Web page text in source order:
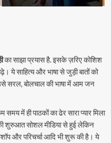
का साझा प्रयास है. इसके ज़रिए कोशिश
ये साहित्य और भाषा से जुड़ी बातों को
सरल, बोलचाल की भाषा में आम जन
में ही पाठकों का ढेर सारा प्यार मिला
की शुरुआत सोशल मीडिया से हुई लेकिन
और परिचर्चा आदि भी शुरू की है। ये